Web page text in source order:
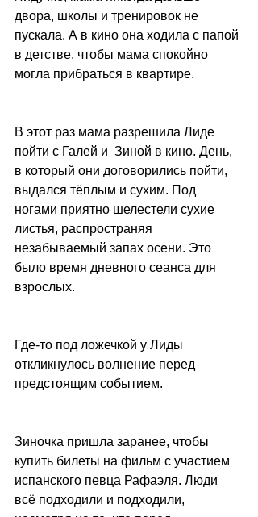
двора, школы и тренировок не
пускала. А в кино она ходила с папой
в детстве, чтобы мама спокойно
могла прибраться в квартире.
В этот раз мама разрешила Лиде
пойти с Галей и  Зиной в кино. День,
в который они договорились пойти,
выдался тёплым и сухим. Под
ногами приятно шелестели сухие
листья, распространяя
незабываемый запах осени. Это
было время дневного сеанса для
взрослых.
Где-то под ложечкой у Лиды
откликнулось волнение перед
предстоящим событием.
Зиночка пришла заранее, чтобы
купить билеты на фильм с участием
испанского певца Рафаэля. Люди
всё подходили и подходили,